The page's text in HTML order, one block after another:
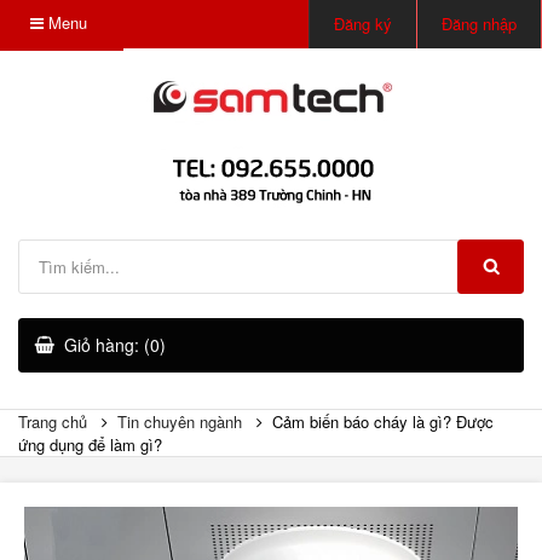
Menu Đăng ký Đăng nhập
Giỏ hàng: (0)
Trang chủ Tin chuyên ngành
Cảm biến báo cháy là gì? Được
ứng dụng để làm gì?